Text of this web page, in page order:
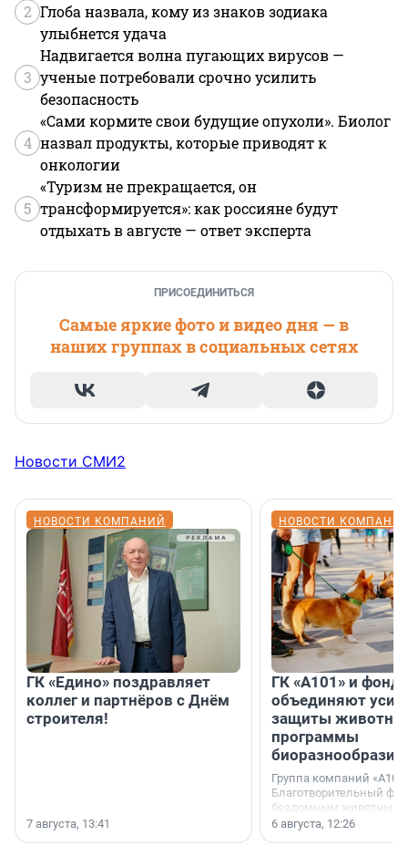
2 Глоба назвала, кому из знаков зодиака
улыбнется удача
3
Надвигается волна пугающих вирусов —
ученые потребовали срочно усилить
безопасность
4
«Сами кормите свои будущие опухоли». Биолог
назвал продукты, которые приводят к
онкологии
5
«Туризм не прекращается, он
трансформируется»: как россияне будут
отдыхать в августе — ответ эксперта
ПРИСОЕДИНИТЬСЯ
Самые яркие фото и видео дня — в
наших группах в социальных сетях
Новости СМИ2
НОВОСТИ КОМПАНИЙ
ГК «Едино» поздравляет
коллег и партнёров с Днём
строителя!
7 августа, 13:41
НОВОСТИ
ГК «А101» и фонд
объединяют
защиты
программы
биоразнообразия
Группа компаний
Благотворительный
бездомным животным
заключили соглашение
6 августа, 12:26